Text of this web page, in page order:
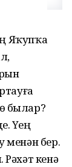
Яҡупҡа
былар?
Үҙең
менән бер.
кенә